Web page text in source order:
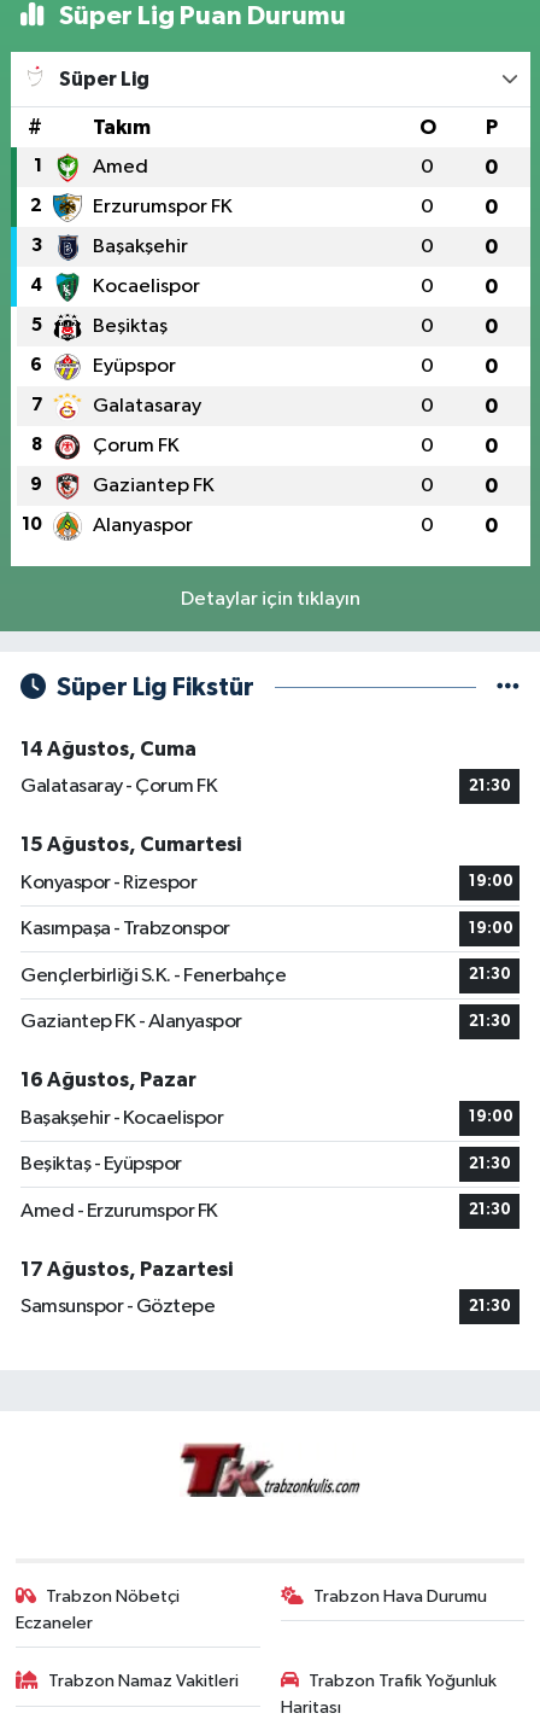
Süper Lig Puan Durumu
Süper Lig
# Takım O P
1 Amed 0 0
2 Erzurumspor FK 0 0
3 Başakşehir 0 0
4 Kocaelispor 0 0
5 Beşiktaş 0 0
6 Eyüpspor 0 0
7 Galatasaray 0 0
8 Çorum FK 0 0
9 Gaziantep FK 0 0
10 Alanyaspor 0 0
Detaylar için tıklayın
Süper Lig Fikstür
14 Ağustos, Cuma
Galatasaray - Çorum FK
21:30
15 Ağustos, Cumartesi
Konyaspor - Rizespor
19:00
Kasımpaşa - Trabzonspor 19:00
Gençlerbirliği S.K. - Fenerbahçe 21:30
Gaziantep FK - Alanyaspor 21:30
16 Ağustos, Pazar
Başakşehir - Kocaelispor
19:00
Beşiktaş - Eyüpspor 21:30
Amed - Erzurumspor FK 21:30
17 Ağustos, Pazartesi
Samsunspor - Göztepe
21:30
Trabzon Nöbetçi
Eczaneler
Trabzon Hava Durumu
Trabzon Namaz Vakitleri
Trabzon Trafik Yoğunluk
Haritası